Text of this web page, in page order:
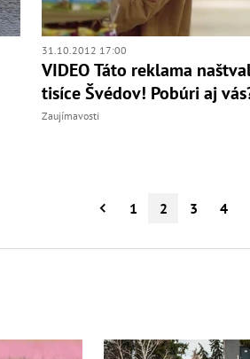
31.10.2012 17:00
VIDEO Táto reklama
tisíce Švédov! Pobúri aj
Zaujímavosti
1 2 3 4